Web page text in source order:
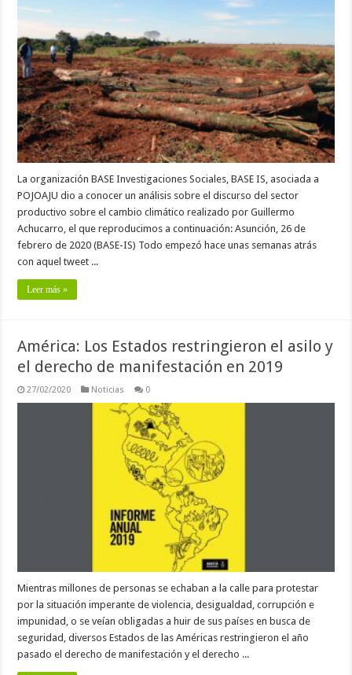
La organización BASE Investigaciones Sociales, BASE IS, asociada a
POJOAJU dio a conocer un análisis sobre el discurso del sector
productivo sobre el cambio climático realizado por Guillermo
Achucarro, el que reproducimos a continuación: Asunción, 26 de
febrero de 2020 (BASE-IS) Todo empezó hace unas semanas atrás
con aquel tweet ...
Leer más »
América: Los Estados restringieron el asilo y
el derecho de manifestación en 2019
27/02/2020 Noticias 0
Mientras millones de personas se echaban a la calle para protestar
por la situación imperante de violencia, desigualdad, corrupción e
impunidad, o se veían obligadas a huir de sus países en busca de
seguridad, diversos Estados de las Américas restringieron el año
pasado el derecho de manifestación y el derecho ...